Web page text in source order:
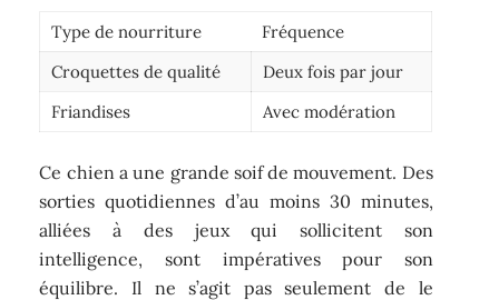
Type de nourriture
Fréquence
Croquettes de qualité
Deux fois par jour
Friandises
Avec modération
Ce chien a une grande soif de mouvement. Des
sorties quotidiennes d’au moins 30 minutes,
alliées à des jeux qui sollicitent son
intelligence, sont impératives pour son
équilibre. Il ne s’agit pas seulement de le